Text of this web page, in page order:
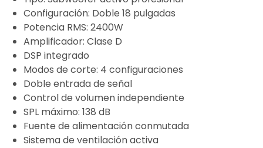
Configuración: Doble 18 pulgadas
Potencia RMS: 2400W
Amplificador: Clase D
DSP integrado
Modos de corte: 4 configuraciones
Doble entrada de señal
Control de volumen independiente
SPL máximo: 138 dB
Fuente de alimentación conmutada
Sistema de ventilación activa